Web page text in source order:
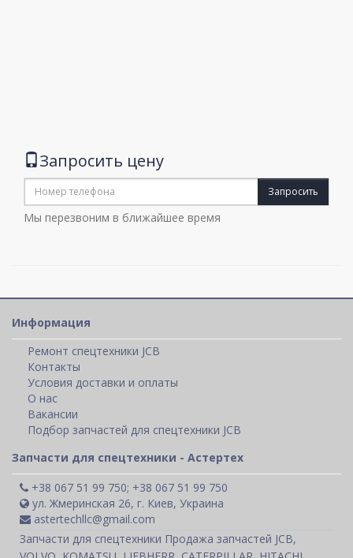
Запросить цену
Запросить
Мы перезвоним в ближайшее время
Информация
Ремонт спецтехники JCB
Контакты
Условия доставки и оплаты
О нас
Вакансии
Подбор запчастей для спецтехники JCB
Запчасти для спецтехники - Астертех
+38 067 51 99 750; +38 067 51 99 750
ул. Жмеринская 26, г. Киев, Украина
astertechllc@gmail.com
Запчасти для спецтехники Продажа запчастей JCB,